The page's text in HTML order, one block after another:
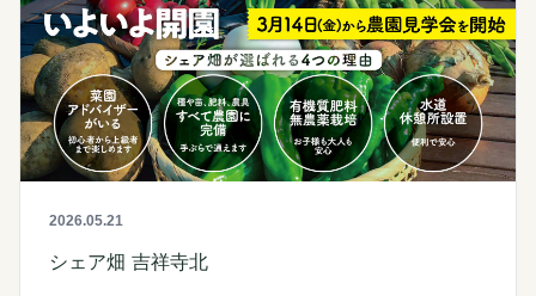
2026.05.21
シェア畑 吉祥寺北